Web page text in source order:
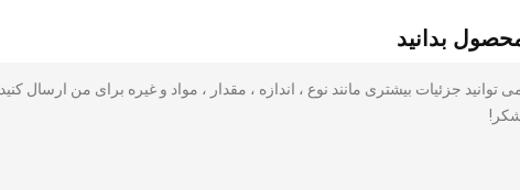
بدانید
می توانید جزئیات بیشتری مانند نوع ، اندازه ، مقدار ، مواد و غیره برای من ارسال کنید